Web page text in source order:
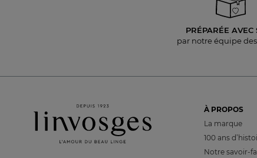
PRÉPARÉE AVEC
par notre équipe des
À PROPOS
La marque
100 ans
Notre savoir-